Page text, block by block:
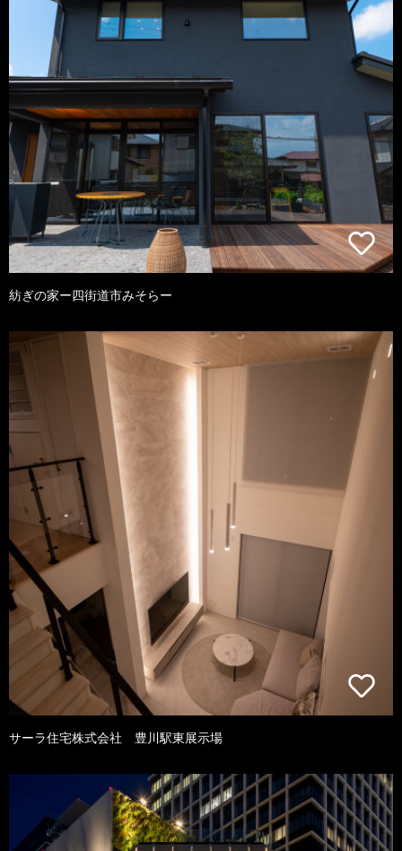
紡ぎの家ー四街道市みそらー
サーラ住宅株式会社 豊川駅東展示場